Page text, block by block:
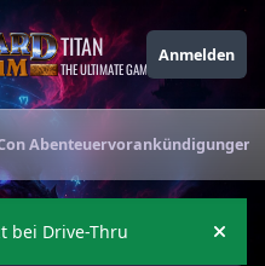
TITAN
THE ULTIMATE GAMING THEME
Anmelden
Abenteuervorankündigungen
bei Drive-Thru